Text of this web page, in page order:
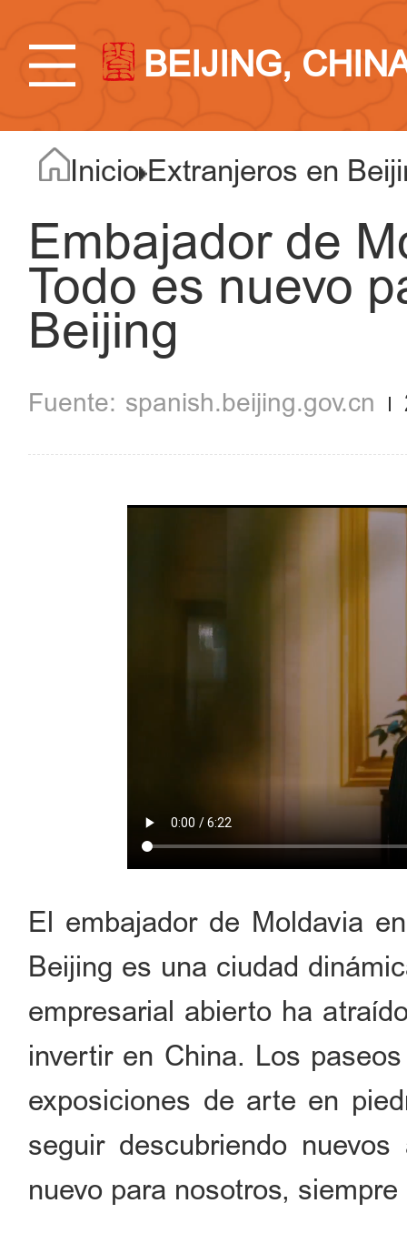
BEIJING,
Inicio Extranjeros en
Embajador de
Todo es nuevo
Beijing
spanish.beijing.gov.cn
El embajador de Moldavia
Beijing es una ciudad
empresarial abierto ha
invertir en China. Los
exposiciones de arte en
seguir descubriendo
nuevo para nosotros,